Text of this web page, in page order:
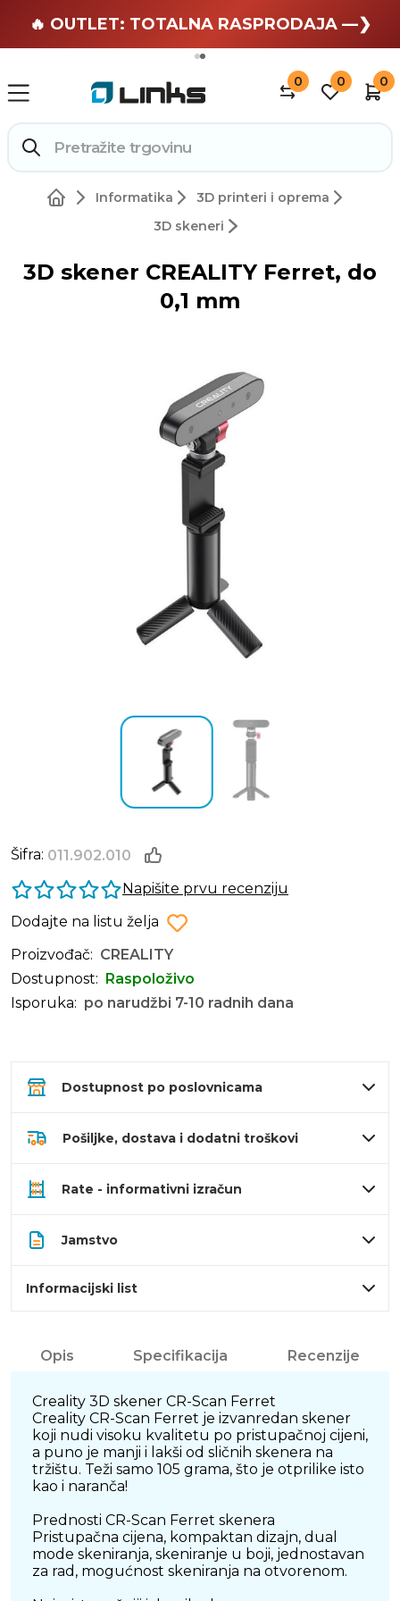
🏄 Zaslužuješ odmor —❯
🔥 OUTLET: TOTALNA RASPRODAJA —❯
0 0 0
Informatika
3D printeri i oprema
3D skeneri
3D skener CREALITY Ferret, do
0,1 mm
Šifra: 011.902.010
Napišite prvu recenziju
Dodajte na listu želja
Proizvođač: CREALITY
Dostupnost:
Raspoloživo
Isporuka: po narudžbi 7-10 radnih dana
Dostupnost po poslovnicama
Pošiljke, dostava i dodatni troškovi
Rate - informativni izračun
Jamstvo
Informacijski list
Opis Specifikacija Recenzije
Creality 3D skener CR-Scan Ferret
Creality CR-Scan Ferret je izvanredan skener
koji nudi visoku kvalitetu po pristupačnoj cijeni,
a puno je manji i lakši od sličnih skenera na
tržištu. Teži samo 105 grama, što je otprilike isto
kao i naranča!
Prednosti CR-Scan Ferret skenera
Pristupačna cijena, kompaktan dizajn, dual
mode skeniranja, skeniranje u boji, jednostavan
za rad, mogućnost skeniranja na otvorenom.